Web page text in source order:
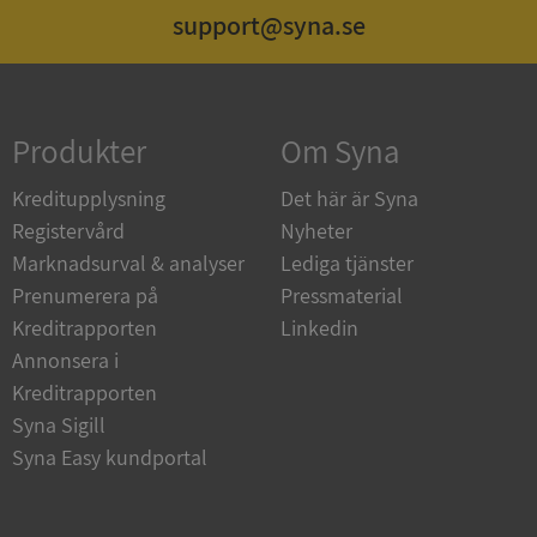
support@syna.se
Produkter
Kreditupplysning
Registervård
Marknadsurval & analyser
Prenumerera på
Kreditrapporten
Annonsera i
Kreditrapporten
Syna Sigill
Syna Easy kundportal
Om Syna
Det här är Syna
Nyheter
Lediga tjänster
Pressmaterial
Linkedin
Strikt nödvändiga kakor tillåter
kärnwebbplatsfunktioner som användarinloggning
och kontohantering. Webbplatsen kan inte
användas ordentligt utan strikt nödvändiga cookies.
Namn
Leverantör
Domän
Microsoft
Corporation